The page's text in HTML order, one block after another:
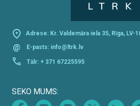
Adrese: Kr. Valdemāra iela 35, Rīga, LV-
@ E-pasts: info@ltrk.lv
Tālr: + 371 67225595
SEKO MUMS: